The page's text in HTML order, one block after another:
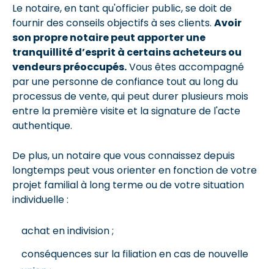
Le notaire, en tant qu'officier public, se doit de
fournir des conseils objectifs à ses clients. Avoir
son propre notaire peut apporter une
tranquillité d’esprit à certains acheteurs ou
vendeurs préoccupés.Vous êtes accompagné
par une personne de confiance tout au long du
processus de vente, qui peut durer plusieurs mois
entre la première visite et la signature de l'acte
authentique.
De plus, un notaire que vous connaissez depuis
longtemps peut vous orienter en fonction de votre
projet familial à long terme ou de votre situation
individuelle :
achat en indivision ;
conséquences sur la filiation en cas de nouvelle